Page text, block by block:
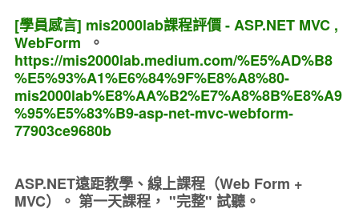
[學員感言] mis2000lab課程評價 - ASP.NET MVC ,
WebForm 。
https://mis2000lab.medium.com/%E5%AD%B8
%E5%93%A1%E6%84%9F%E8%A8%80-
mis2000lab%E8%AA%B2%E7%A8%8B%E8%A9
%95%E5%83%B9-asp-net-mvc-webform-
77903ce9680b
ASP.NET遠距教學、線上課程（Web Form +
MVC）。 第一天課程， "完整" 試聽。